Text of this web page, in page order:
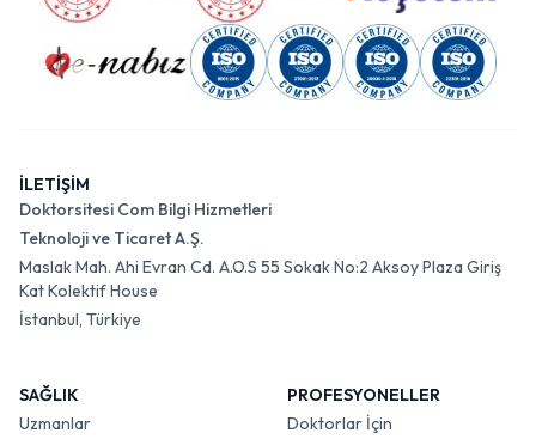
İLETİŞİM
Doktorsitesi Com Bilgi Hizmetleri
Teknoloji ve Ticaret A.Ş.
Maslak Mah. Ahi Evran Cd. A.O.S 55 Sokak No:2 Aksoy Plaza Giriş
Kat Kolektif House
İstanbul, Türkiye
SAĞLIK
Uzmanlar
PROFESYONELLER
Doktorlar İçin